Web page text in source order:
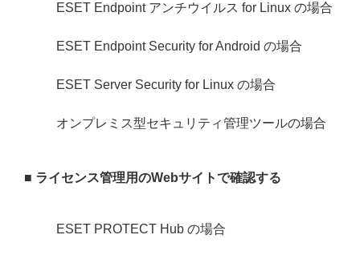
ESET Endpoint アンチウイルス for Linux の場合
ESET Endpoint Security for Android の場合
ESET Server Security for Linux の場合
オンプレミス型セキュリティ管理ツールの場合
■ ライセンス管理用のWebサイトで確認する
ESET PROTECT Hub の場合